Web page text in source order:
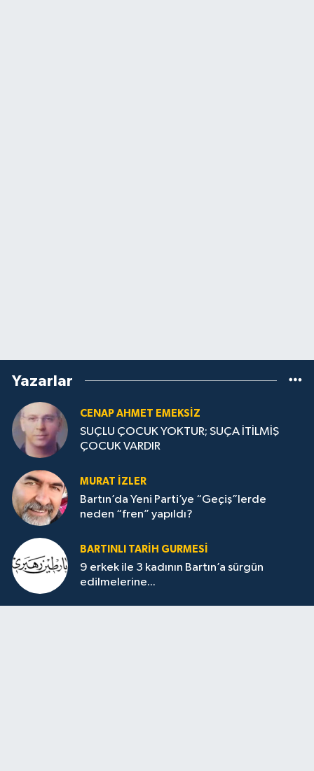
Yazarlar
CENAP AHMET EMEKSİZ
SUÇLU ÇOCUK YOKTUR; SUÇA İTİLMİŞ
ÇOCUK VARDIR
MURAT İZLER
Bartın’da Yeni Parti’ye “Geçiş”lerde
neden “fren” yapıldı?
BARTINLI TARIH GURMESI
9 erkek ile 3 kadının Bartın’a sürgün
edilmelerine...